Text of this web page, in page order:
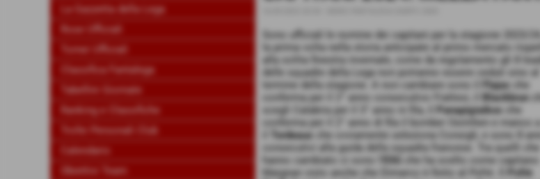
La Gazzetta della Lega
Rose Ufficiali
Tornei Ufficiali
Classifica Fantalega
Tabellini Giornate
Ranking e Classifiche
Trofei Personali Club
Calendario
Obiettivi Team
Sono ufficiali le nomine dei capitani per la stagione 2023/
la prima volta nella storia anticipate al primo mercato
alla solita finestra invernale, come da regolamento gli 8
delle squadre della Lega non potranno essere ceduti sino al
termine della stagione. A non cambiare sono il
Flajax
che
conferma per il 2° anno consecutivo Frattesi, il
Blackbrun
scegli Calabria per il 3° anno in fila, il
Panapigiaikos
conferma per il 2° anno di fila il bomber Osimhen e manco a
Tordeaux
che ovviamente seleziona Consigli, e sono 8 anni
consecutivi alla guida della squadra francese. Tra quelli che
hanno cambiato ci sono l'
che ha scelto come capitano
Maignan visto anche che Dimarco è finito al Psfrè. Il
Psfrè